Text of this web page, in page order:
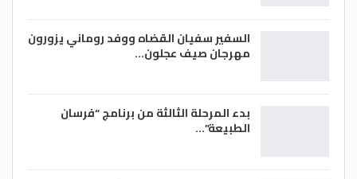
السفير سفيان القضاه ووفد روماني يزورون
مهرجان صيف عجلون…
بدء المرحلة الثالثة من برنامج “فرسان
الطبيعة”…